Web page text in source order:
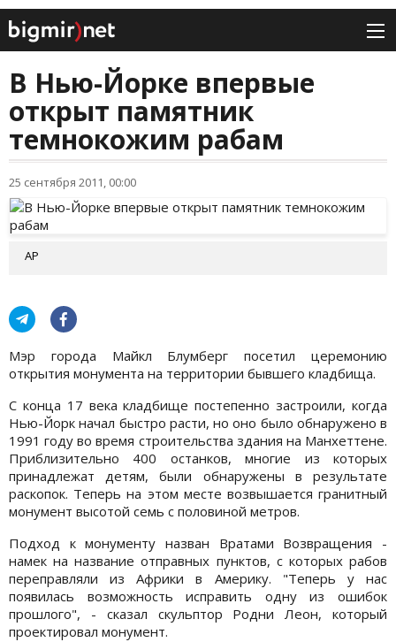
В Нью-Йорке впервые
открыт памятник
темнокожим рабам
25 сентября 2011, 00:00
АР
Мэр города Майкл Блумберг посетил церемонию
открытия монумента на территории бывшего кладбища.
С конца 17 века кладбище постепенно застроили, когда
Нью-Йорк начал быстро расти, но оно было обнаружено в
1991 году во время строительства здания на Манхеттене.
Приблизительно 400 останков, многие из которых
принадлежат детям, были обнаружены в результате
раскопок. Теперь на этом месте возвышается гранитный
монумент высотой семь с половиной метров.
Подход к монументу назван Вратами Возвращения -
намек на название отправных пунктов, с которых рабов
переправляли из Африки в Америку. "Теперь у нас
появилась возможность исправить одну из ошибок
прошлого", - сказал скульптор Родни Леон, который
проектировал монумент.